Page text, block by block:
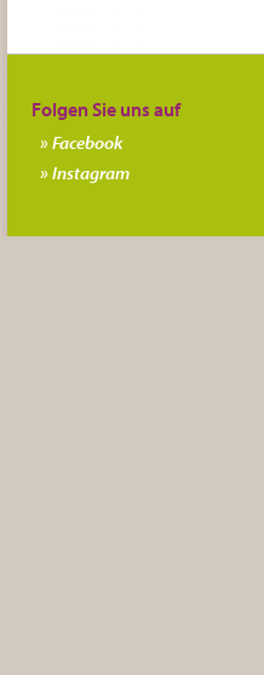
Folgen Sie uns auf
Facebook
Instagram